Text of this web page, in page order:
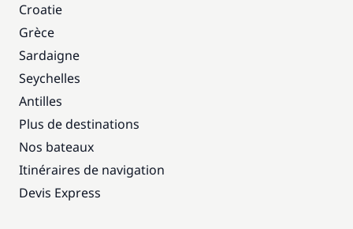
Croatie
Grèce
Sardaigne
Seychelles
Antilles
Plus de destinations
Nos bateaux
Itinéraires de navigation
Devis Express